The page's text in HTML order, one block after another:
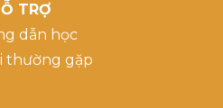
TRỢ
dẫn học
thường gặp